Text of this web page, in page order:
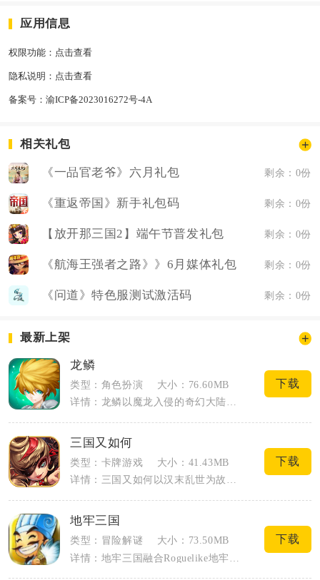
应用信息
权限功能： 点击查看
隐私说明： 点击查看
备案号： 渝ICP备2023016272号-4A
相关礼包
《一品官老爷》六月礼包 剩余：0份
《重返帝国》新手礼包码 剩余：0份
【放开那三国2】端午节普发礼包 剩余：0份
《航海王强者之路》》6月媒体礼包 剩余：0份
《问道》特色服测试激活码 剩余：0份
最新上架
龙鳞
类型：角色扮演
大小：76.60MB
详情：龙鳞以魔龙入侵的奇幻大陆为故事主线，玩家化身拥有特殊血脉的战士，在萨默王城集...
下载
三国又如何
类型：卡牌游戏
大小：41.43MB
详情：三国又如何以汉末乱世为故事主线，主打放置闯关与武将养成相结合的轻策略玩法。玩...
下载
地牢三国
类型：冒险解谜
大小：73.50MB
下载